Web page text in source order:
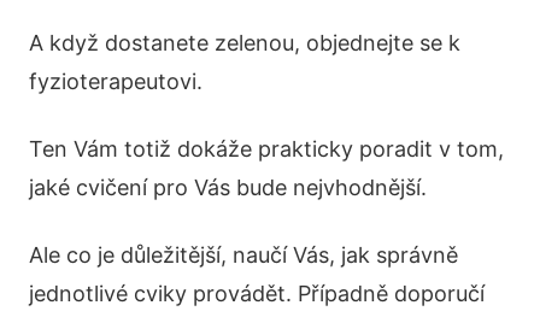
A když dostanete zelenou, objednejte se k
fyzioterapeutovi.
Ten Vám totiž dokáže prakticky poradit v tom,
jaké cvičení pro Vás bude nejvhodnější.
Ale co je důležitější, naučí Vás, jak správně
jednotlivé cviky provádět. Případně doporučí